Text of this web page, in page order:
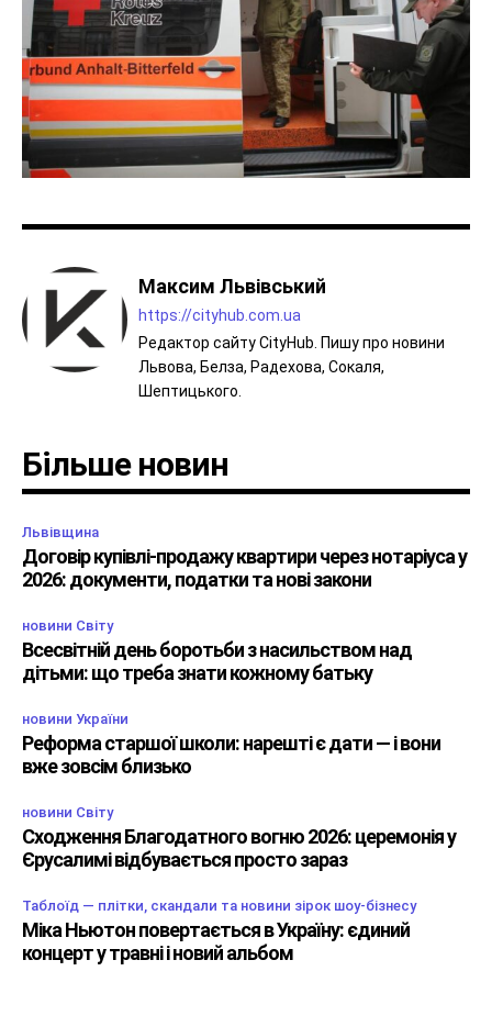
Максим Львівський
https://cityhub.com.ua
Редактор сайту CityHub. Пишу про новини
Львова, Белза, Радехова, Сокаля,
Шептицького.
Більше новин
Львівщина
Договір купівлі-продажу квартири через нотаріуса у
2026: документи, податки та нові закони
новини Світу
Всесвітній день боротьби з насильством над
дітьми: що треба знати кожному батьку
новини України
Реформа старшої школи: нарешті є дати — і вони
вже зовсім близько
новини Світу
Сходження Благодатного вогню 2026: церемонія у
Єрусалимі відбувається просто зараз
Таблоїд — плітки, скандали та новини зірок шоу-бізнесу
Міка Ньютон повертається в Україну: єдиний
концерт у травні і новий альбом